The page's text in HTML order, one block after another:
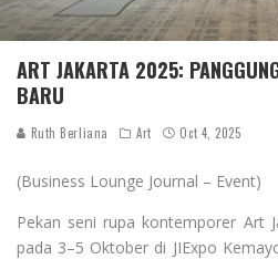
ART JAKARTA 2025:
BARU
Ruth Berliana Art Oct 4, 2025
(Business Lounge Journal – Event)
Pekan seni rupa kontemporer Art
pada 3–5 Oktober di JIExpo